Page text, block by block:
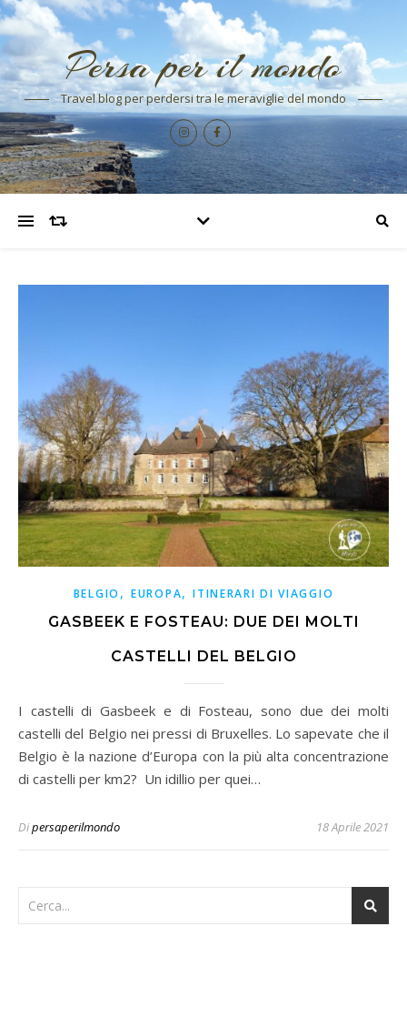
Persa per il mondo
Travel blog per perdersi tra le meraviglie del mondo
BELGIO , EUROPA,ITINERARI DI VIAGGIO
GASBEEK E FOSTEAU: DUE DEI MOLTI
CASTELLI DEL BELGIO
I castelli di Gasbeek e di Fosteau, sono due dei molti
castelli del Belgio nei pressi di Bruxelles. Lo sapevate che il
Belgio è la nazione d’Europa con la più alta concentrazione
di castelli per km2? Un idillio per quei…
Dipersaperilmondo 18 Aprile 2021